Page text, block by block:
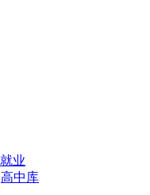
就业
高中库